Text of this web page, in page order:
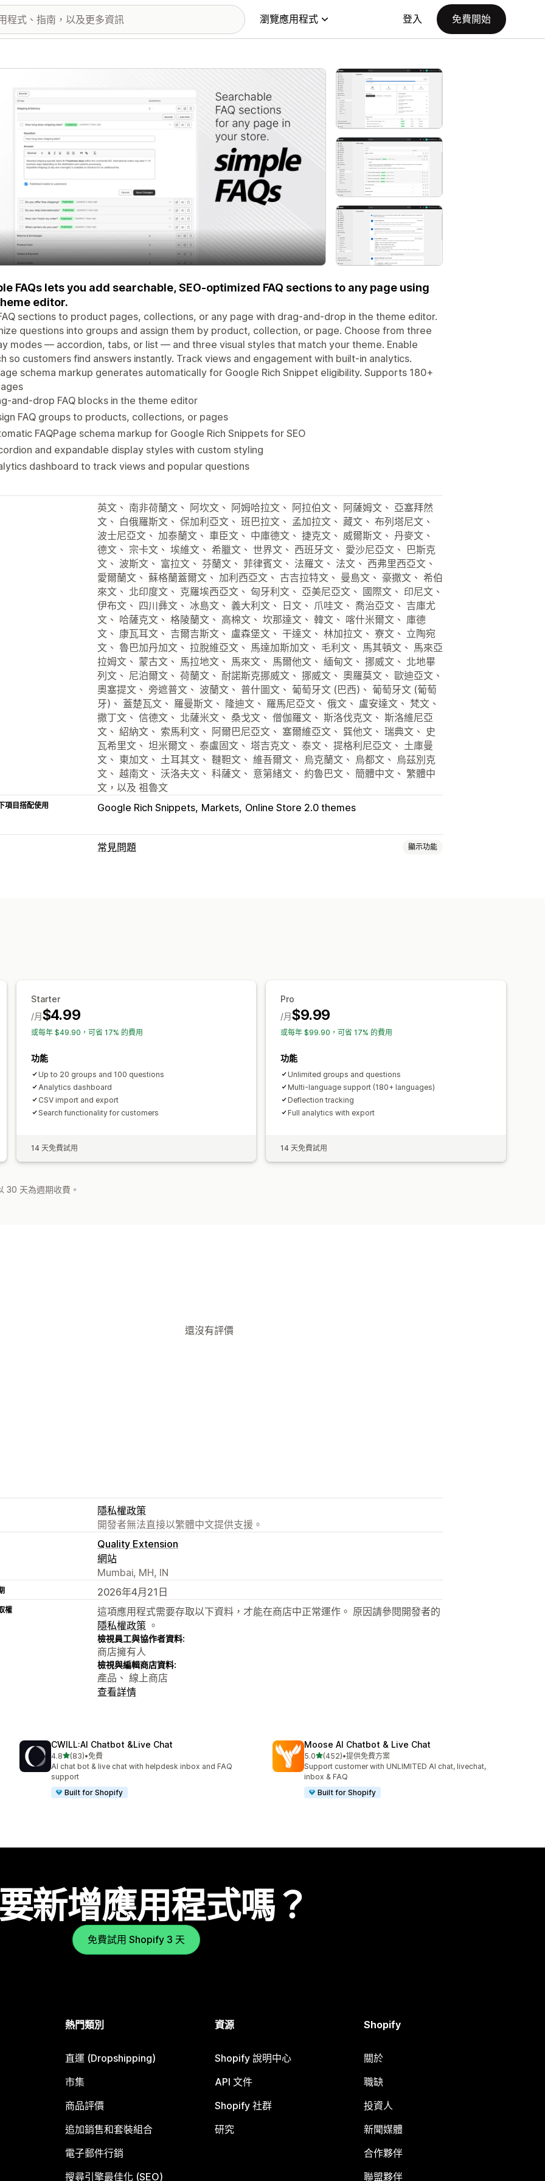
瀏覽應用程式 登入 免費開始
FAQs lets you add searchable, SEO-optimized FAQ sections to any page using
editor.
sections to product pages, collections, or any page with drag-and-drop in the theme editor.
questions into groups and assign them by product, collection, or page. Choose from three
modes — accordion, tabs, or list — and three visual styles that match your theme. Enable
so customers find answers instantly. Track views and engagement with built-in analytics.
schema markup generates automatically for Google Rich Snippet eligibility. Supports 180+
and-drop FAQ blocks in the theme editor
FAQ groups to products, collections, or pages
FAQPage schema markup for Google Rich Snippets for SEO
and expandable display styles with custom styling
dashboard to track views and popular questions
英文、 南非荷蘭文、 阿坎文、 阿姆哈拉文、 阿拉伯文、 阿薩姆文、 亞塞拜然
文、 白俄羅斯文、 保加利亞文、 班巴拉文、 孟加拉文、 藏文、 布列塔尼文、
波士尼亞文、 加泰蘭文、 車臣文、 中庫德文、 捷克文、 威爾斯文、 丹麥文、
德文、 宗卡文、 埃維文、 希臘文、 世界文、 西班牙文、 愛沙尼亞文、 巴斯克
文、 波斯文、 富拉文、 芬蘭文、 菲律賓文、 法羅文、 法文、 西弗里西亞文、
愛爾蘭文、 蘇格蘭蓋爾文、 加利西亞文、 古吉拉特文、 曼島文、 豪撒文、 希伯
來文、 北印度文、 克羅埃西亞文、 匈牙利文、 亞美尼亞文、 國際文、 印尼文、
伊布文、 四川彝文、 冰島文、 義大利文、 日文、 爪哇文、 喬治亞文、 吉庫尤
文、 哈薩克文、 格陵蘭文、 高棉文、 坎那達文、 韓文、 喀什米爾文、 庫德
文、 康瓦耳文、 吉爾吉斯文、 盧森堡文、 干達文、 林加拉文、 寮文、 立陶宛
文、 魯巴加丹加文、 拉脫維亞文、 馬達加斯加文、 毛利文、 馬其頓文、 馬來亞
拉姆文、 蒙古文、 馬拉地文、 馬來文、 馬爾他文、 緬甸文、 挪威文、 北地畢
列文、 尼泊爾文、 荷蘭文、 耐諾斯克挪威文、 挪威文、 奧羅莫文、 歐迪亞文、
奧塞提文、 旁遮普文、 波蘭文、 普什圖文、 葡萄牙文 (巴西)、 葡萄牙文 (葡萄
牙)、 蓋楚瓦文、 羅曼斯文、 隆迪文、 羅馬尼亞文、 俄文、 盧安達文、 梵文、
撒丁文、 信德文、 北薩米文、 桑戈文、 僧伽羅文、 斯洛伐克文、 斯洛維尼亞
文、 紹納文、 索馬利文、 阿爾巴尼亞文、 塞爾維亞文、 巽他文、 瑞典文、 史
瓦希里文、 坦米爾文、 泰盧固文、 塔吉克文、 泰文、 提格利尼亞文、 土庫曼
文、 東加文、 土耳其文、 韃靼文、 維吾爾文、 烏克蘭文、 烏都文、 烏茲別克
文、 越南文、 沃洛夫文、 科薩文、 意第緒文、 約魯巴文、 簡體中文、 繁體中
文，以及 祖魯文
項目搭配使用 Google Rich Snippets Markets Online Store 2.0 themes
常見問題 顯示功能
Starter
$4.99
/月
或每年 $49.90，可省 17% 的費用
功能
Up to 20 groups and 100 questions
Analytics dashboard
CSV import and export
Search functionality for customers
14 天免費試用
Pro
$9.99
/月
或每年 $99.90，可省 17% 的費用
功能
Unlimited groups and questions
Multi-language support (180+ languages)
Deflection tracking
Full analytics with export
14 天免費試用
30 天為週期收費。
還沒有評價
隱私權政策
開發者無法直接以繁體中文提供支援。
Quality Extension
網站
Mumbai, MH, IN
2026年4月21日
權
這項應用程式需要存取以下資料，才能在商店中正常運作。 原因請參閱開發者的
隱私權政策 。
檢視員工與協作者資料:
商店擁有人
檢視與編輯商店資料:
產品、 線上商店
查看詳情
CWILL:AI Chatbot &Live Chat
4.8滿分 5 顆星
(83)
共有 83 則評價
•免費
AI chat bot & live chat with helpdesk inbox and FAQ
support
Built for Shopify
Moose AI Chatbot & Live Chat
5.0滿分 5 顆星
(452)
共有 452 則評價
•提供免費方案
Support customer with UNLIMITED AI chat, livechat,
inbox & FAQ
Built for Shopify
新增應用程式嗎？
免費試用 Shopify 3 天
熱門類別
直運 (Dropshipping)
市集
商品評價
追加銷售和套裝組合
電子郵件行銷
搜尋引擎最佳化 (SEO)
資源
Shopify 說明中心
API 文件
Shopify 社群
研究
Shopify
關於
職缺
投資人
新聞媒體
合作夥伴
聯盟夥伴